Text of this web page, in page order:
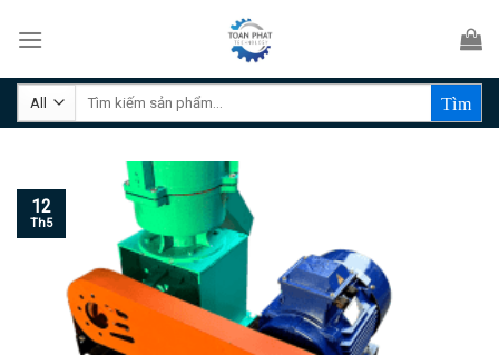
Tìm
12
Th5